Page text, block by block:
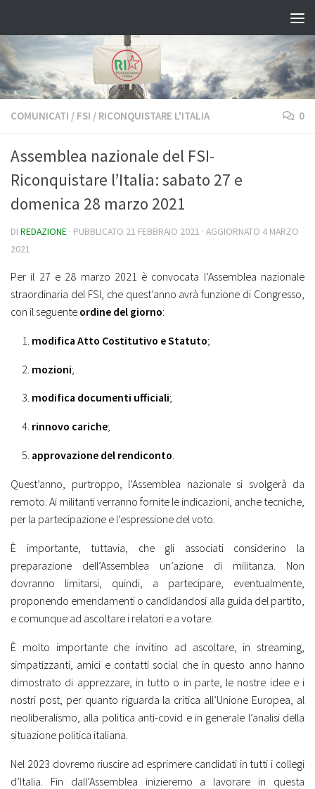
COMUNICATI / FSI / RICONQUISTARE L'ITALIA 0
Assemblea nazionale del FSI-
Riconquistare l’Italia: sabato 27 e
domenica 28 marzo 2021
DI REDAZIONE · PUBBLICATO 21 FEBBRAIO 2021 · AGGIORNATO 4 MARZO
2021
Per il 27 e 28 marzo 2021 è convocata l’Assemblea nazionale
straordinaria del FSI, che quest’anno avrà funzione di Congresso,
con il seguente ordine del giorno:
modifica Atto Costitutivo e Statuto;
mozioni;
modifica documenti ufficiali;
rinnovo cariche;
approvazione del rendiconto.
Quest’anno, purtroppo, l’Assemblea nazionale si svolgerà da
remoto. Ai militanti verranno fornite le indicazioni, anche tecniche,
per la partecipazione e l’espressione del voto.
È importante, tuttavia, che gli associati considerino la
preparazione dell’Assemblea un’azione di militanza. Non
dovranno limitarsi, quindi, a partecipare, eventualmente,
proponendo emendamenti o candidandosi alla guida del partito,
e comunque ad ascoltare i relatori e a votare.
È molto importante che invitino ad ascoltare, in streaming,
simpatizzanti, amici e contatti social che in questo anno hanno
dimostrato di apprezzare, in tutto o in parte, le nostre idee e i
nostri post, per quanto riguarda la critica all’Unione Europea, al
neoliberalismo, alla politica anti-covid e in generale l’analisi della
situazione politica italiana.
Nel 2023 dovremo riuscire ad esprimere candidati in tutti i collegi
d’Italia. Fin dall’Assemblea inizieremo a lavorare in questa